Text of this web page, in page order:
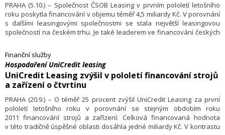
PRAHA (5.10.) – Společnost ČSOB Leasing v prvním pololetí letošního
roku poskytla financování v objemu téměř 4,5 miliardy Kč. V porovnání
s dalšími leasingovými společnostmi se stala největší leasingovou
společností na českém trhu. Je také leaderem ve financování českých
portfolia zákaznických smluv.
Finanční služby
Hospodaření UniCredit leasing
UniCredit Leasing zvýšil v pololetí financování strojů
a zařízení o čtvrtinu
PRAHA (20.9.) – O téměř 25 procent zvýšil UniCredit Leasing za první
pololetí letošního roku v porovnání se stejným obdobím roku
2011 financování strojů a zařízení. Celková financovaná hodnota
v této tradičně úspěšné oblasti dosáhla jedné miliardy Kč. V kontrastu